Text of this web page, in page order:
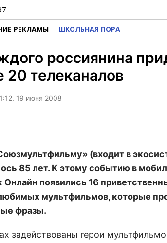
РЕКЛАМЫ ШКОЛЬНАЯ ПОРА
россиянина
20 телеканалов
19 июня 2008
(входит в
85 лет. К этому событию в
Онлайн появились 16
мультфильмов, которые
фразы.
задействованы герои